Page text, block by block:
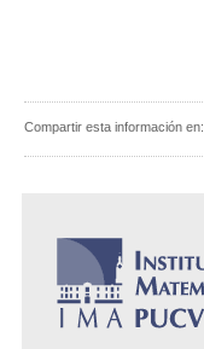
Compartir esta información en: